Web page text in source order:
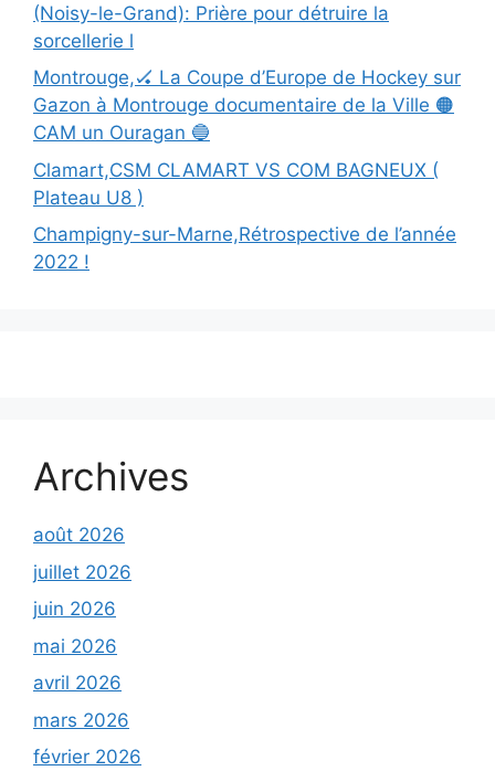
(Noisy-le-Grand): Prière pour détruire la
sorcellerie l
Montrouge,🏑 La Coupe d’Europe de Hockey sur
Gazon à Montrouge documentaire de la Ville 🟠
CAM un Ouragan 🔵
Clamart,CSM CLAMART VS COM BAGNEUX (
Plateau U8 )
Champigny-sur-Marne,Rétrospective de l’année
2022 !
Archives
août 2026
juillet 2026
juin 2026
mai 2026
avril 2026
mars 2026
février 2026